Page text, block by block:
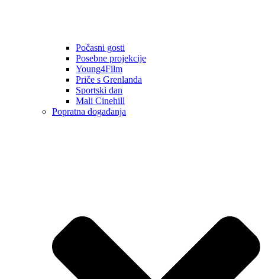
Počasni gosti
Posebne projekcije
Young4Film
Priče s Grenlanda
Sportski dan
Mali Cinehill
Popratna događanja